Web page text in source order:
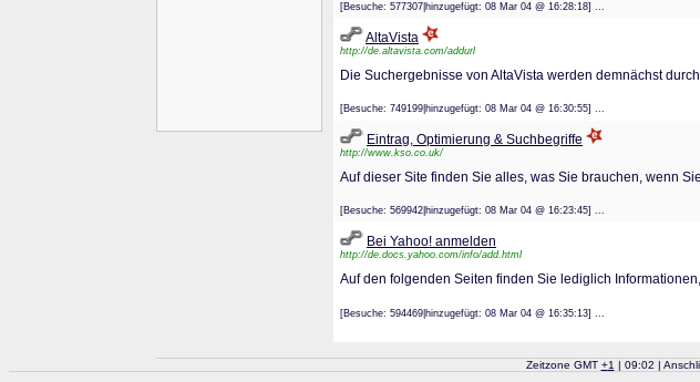
[Besuche: 577307|hinzugefügt: 08 Mar 04 @ 16:28:18] ...
AltaVista
http://de.altavista.com/addurl
Die Suchergebnisse von AltaVista werden demnächst
[Besuche: 749199|hinzugefügt: 08 Mar 04 @ 16:30:55] ...
Eintrag, Optimierung & Suchbegriffe
http://www.kso.co.uk/
Auf dieser Site finden Sie alles, was Sie brauchen, wenn
[Besuche: 569942|hinzugefügt: 08 Mar 04 @ 16:23:45] ...
Bei Yahoo! anmelden
http://de.docs.yahoo.com/info/add.html
Auf den folgenden Seiten finden Sie lediglich
[Besuche: 594469|hinzugefügt: 08 Mar 04 @ 16:35:13] ...
Zeitzone GMT +1 | 09:02 |